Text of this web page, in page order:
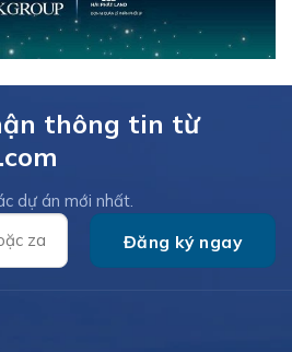
thông tin từ
dự án mới nhất.